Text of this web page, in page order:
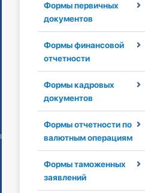
Формы первичных
документов
Формы финансовой
отчетности
Формы кадровых
документов
Формы отчетности по
валютным операциям
Формы таможенных
заявлений